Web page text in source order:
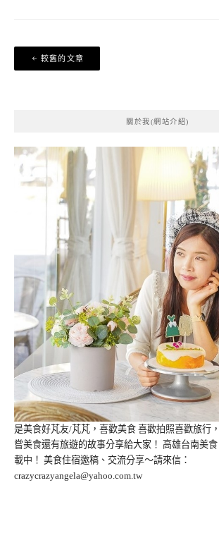
文
章
較舊的文章
關於我(網站介紹)
是美食好芃友/芃芃，喜歡美食 喜歡拍照喜歡旅行
嘗美食還有旅遊的故事分享給大家！ 高雄台南美
載中！ 美食住宿邀稿、交流分享～請來信：
crazycrazyangela@yahoo.com.tw